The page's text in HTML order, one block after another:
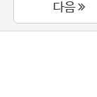
다음